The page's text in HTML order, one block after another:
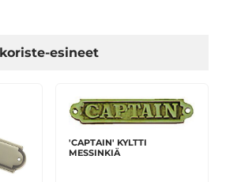
esineet
'CAPTAIN' KYLTTI
MESSINKIÄ